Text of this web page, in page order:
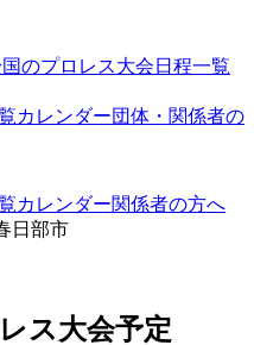
国のプロレス大会日程一覧
カレンダー団体・関係者の
カレンダー関係者の方へ
日部市
ス大会予定